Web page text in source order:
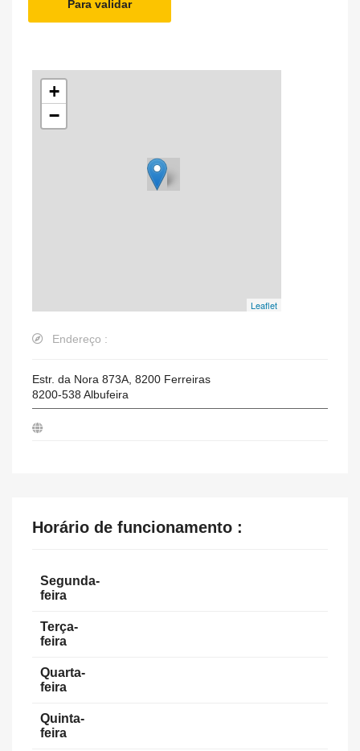
Para validar
+
−
Leaflet
Endereço :
Estr. da Nora 873A, 8200 Ferreiras
8200-538 Albufeira
Horário de funcionamento :
Segunda-
feira
Terça-
feira
Quarta-
feira
Quinta-
feira